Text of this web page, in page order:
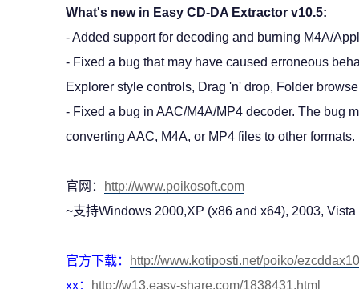
What's new in Easy CD-DA Extractor v10.5:
- Added support for decoding and burning M4A/
- Fixed a bug that may have caused erroneous
Explorer style controls, Drag 'n' drop, Folder
- Fixed a bug in AAC/M4A/MP4 decoder. The bug
converting AAC, M4A, or MP4 files to other formats.
官网：
http://www.poikosoft.com
~支持Windows 2000,XP (x86 and x64), 2003,
官方下载：
http://www.kotiposti.net/poiko/
xx：
http://w13.easy-share.com/1838431.html